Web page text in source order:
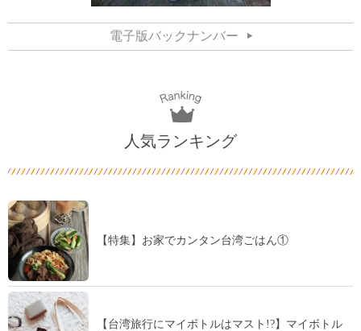
電子版バックナンバー
人気ランキング
【特集】お家でカンタン台湾ごはん①
【台湾旅行にマイボトルはマスト!?】マイボトル